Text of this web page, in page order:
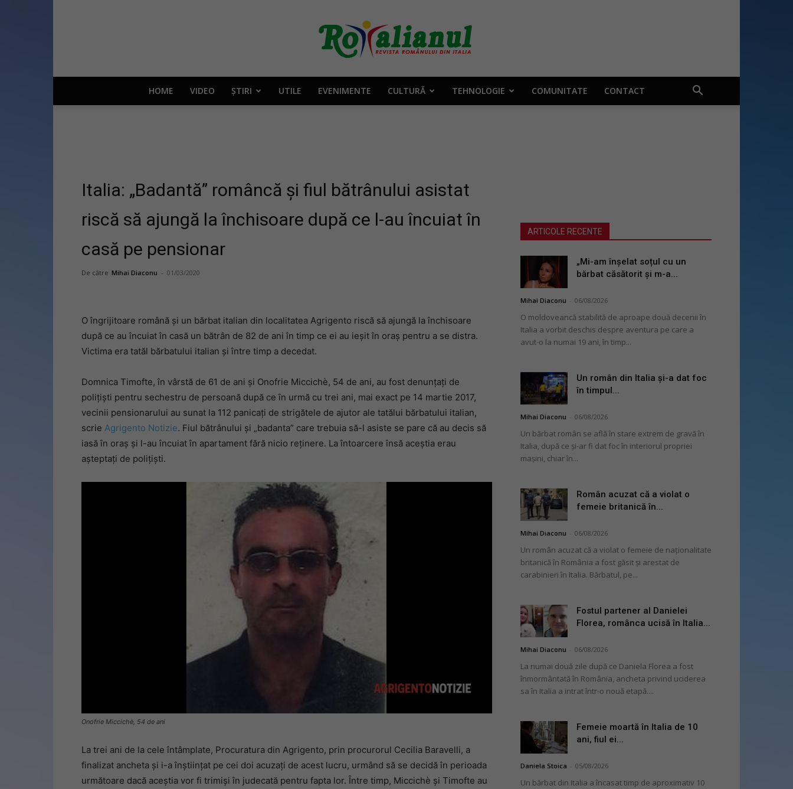
Rotalianul
românului
din
HOME VIDEO ȘTIRI UTILE EVENIMENTE CULTURĂ TEHNOLOGIE COMUNITATE CONTACT
Italia: „Badantă” româncă și fiul bătrânului asistat
riscă să ajungă la închisoare după ce l-au încuiat în
casă pe pensionar
De către Mihai Diaconu - 01/03/2020
O îngrijitoare română și un bărbat italian din localitatea Agrigento riscă să ajungă la închisoare
după ce au încuiat în casă un bătrân de 82 de ani în timp ce ei au ieșit în oraș pentru a se distra.
Victima era tatăl bărbatului italian și între timp a decedat.
Domnica Timofte, în vârstă de 61 de ani și Onofrie Miccichè, 54 de ani, au fost denunțați de
polițiști pentru sechestru de persoană după ce în urmă cu trei ani, mai exact pe 14 martie 2017,
vecinii pensionarului au sunat la 112 panicați de strigătele de ajutor ale tatălui bărbatului italian,
scrie Agrigento Notizie. Fiul bătrânului și „badanta” care trebuia să-l asiste se pare că au decis să
iasă în oraș și l-au încuiat în apartament fără nicio reținere. La întoarcere însă aceștia erau
așteptați de polițiști.
Onofrie Miccichè, 54 de ani
La trei ani de la cele întâmplate, Procuratura din Agrigento, prin procurorul Cecilia Baravelli, a
finalizat ancheta și i-a înștiințat pe cei doi acuzați de acest lucru, urmând să se decidă în perioada
următoare dacă aceștia vor fi trimiși în judecată pentru fapta lor. Între timp, Miccichè și Timofte au
ARTICOLE RECENTE
„Mi-am înșelat soțul cu un
bărbat căsătorit și m-a...
Mihai Diaconu 06/08/2026
O moldoveancă stabilită de aproape două decenii în
Italia a vorbit deschis despre aventura pe care a
avut-o la numai 19 ani, în timp...
Un român din Italia și-a dat foc
în timpul...
Mihai Diaconu 06/08/2026
Un bărbat român se află în stare extrem de gravă în
Italia, după ce și-ar fi dat foc în interiorul propriei
mașini, chiar în...
Român acuzat că a violat o
femeie britanică în...
Mihai Diaconu 06/08/2026
Un român acuzat că a violat o femeie de naționalitate
britanică în România a fost găsit și arestat de
carabinieri în Italia. Bărbatul, pe...
Fostul partener al Danielei
Florea, românca ucisă în Italia...
Mihai Diaconu 06/08/2026
La numai două zile după ce Daniela Florea a fost
înmormântată în România, ancheta privind uciderea
sa în Italia a intrat într-o nouă etapă....
Femeie moartă în Italia de 10
ani, fiul ei...
Daniela Stoica 05/08/2026
Un bărbat din Italia a încasat timp de aproximativ 10